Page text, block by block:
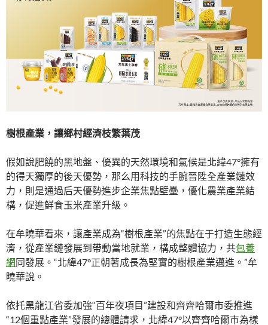
樹根產業，讓鄉村經濟枝繁葉茂
假如說肥饒的黑地盤、優異的天然環境和氣候是北緯47°擁有
的得天獨厚的後天優勢，那么用科技的手腕晉陞全產業鏈效
力，則是通過后天優勢進步企業焦點壁壘，優化農業產業結
構，促進鮮食玉米產業升級。
在牟曉華看來，讓產業成為“樹根產業”的焦點在于打造生態經
濟，從產業鏈發展到帶動當地就業，構成整體協力，共包養
網 同發展。“北緯47°正朝著成長為堅實的樹根產業邁進。”牟
曉華說。
依托黑龍江省委加強“百年夜項目”建設和齊齊哈爾市委推進
“12個重點產業”發展的總體請求，北緯47°以齊齊哈爾市為樣